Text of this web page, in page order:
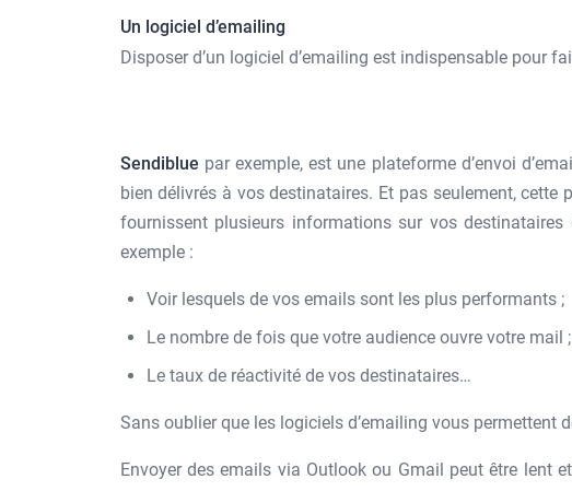
Un logiciel d’emailing
Disposer d’un logiciel d’emailing est indispensable pour
Sendiblue par exemple, est une plateforme d’envoi
bien délivrés à vos destinataires. Et pas seulement, cette
fournissent plusieurs informations sur vos
exemple :
Voir lesquels de vos emails sont les plus performants ;
Le nombre de fois que votre audience ouvre votre mail ;
Le taux de réactivité de vos destinataires…
Sans oublier que les logiciels d’emailing vous permettent
Envoyer des emails via Outlook ou Gmail peut être lent